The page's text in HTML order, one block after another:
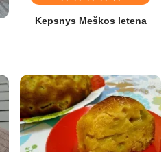
Kepsnys Meškos letena